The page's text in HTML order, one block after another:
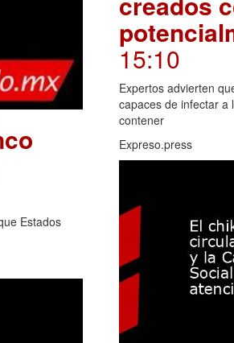
Estados
15:10
Expertos advierten
capaces de infectar a
contener
Expreso.press